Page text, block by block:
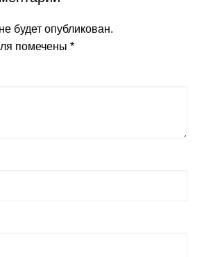
будет опубликован.
помечены *